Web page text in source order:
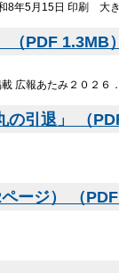
8年5月15日 印刷 大
（PDF 1.3MB
広報あたみ２０２６
引退」 （
ージ） （PDF